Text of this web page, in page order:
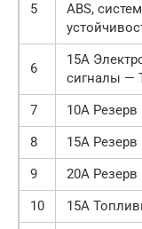
5
ABS,
6
15A
сигналы —
7
10А Резерв
8
15А Резерв
9
20А Резерв
10
15A